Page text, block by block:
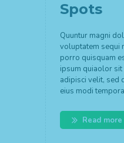
Spots
Quuntur magni
voluptatem sequi
porro quisquam
ipsum quiaolor sit
adipisci velit, sed
eius modi
Read more